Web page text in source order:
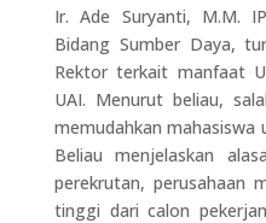
Ir. Ade Suryanti, M.M.
Bidang Sumber Daya,
Rektor terkait manfaat
UAI. Menurut beliau,
memudahkan mahasiswa
Beliau menjelaskan
perekrutan, perusahaan
tinggi dari calon